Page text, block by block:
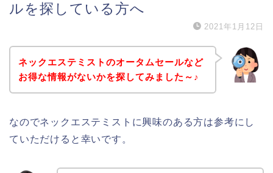
ルを探している方へ
2021年1月12日
ネックエステミストのオータムセールなど
お得な情報がないかを探してみました～♪
なのでネックエステミストに興味のある方は参考にし
ていただけると幸いです。